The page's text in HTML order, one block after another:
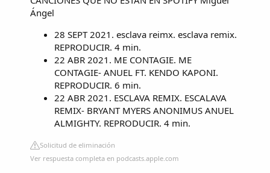
Ángel
28 SEPT 2021. esclava reimx. esclava remix.
REPRODUCIR. 4 min.
22 ABR 2021. ME CONTAGIE. ME
CONTAGIE- ANUEL FT. KENDO KAPONI.
REPRODUCIR. 6 min.
22 ABR 2021. ESCLAVA REMIX. ESCALAVA
REMIX- BRYANT MYERS ANONIMUS ANUEL
ALMIGHTY. REPRODUCIR. 4 min.
Solicitud de eliminación
Ver respuesta completa en podcasts.apple.com